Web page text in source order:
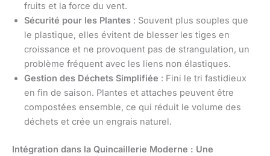
fruits et la force du vent.
Sécurité pour les Plantes : Souvent plus souples que
le plastique, elles évitent de blesser les tiges en
croissance et ne provoquent pas de strangulation, un
problème fréquent avec les liens non élastiques.
Gestion des Déchets Simplifiée : Fini le tri fastidieux
en fin de saison. Plantes et attaches peuvent être
compostées ensemble, ce qui réduit le volume des
déchets et crée un engrais naturel.
Intégration dans la Quincaillerie Moderne : Une